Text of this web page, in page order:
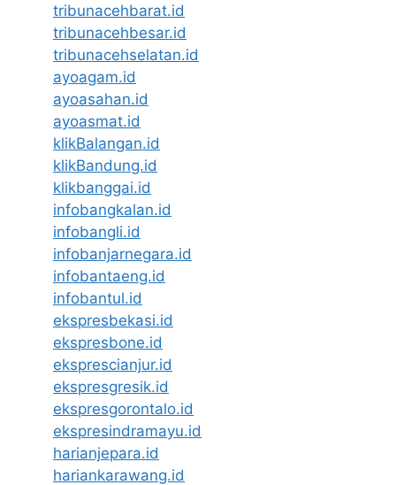
tribunacehbarat.id
tribunacehbesar.id
tribunacehselatan.id
ayoagam.id
ayoasahan.id
ayoasmat.id
klikBalangan.id
klikBandung.id
klikbanggai.id
infobangkalan.id
infobangli.id
infobanjarnegara.id
infobantaeng.id
infobantul.id
ekspresbekasi.id
ekspresbone.id
eksprescianjur.id
ekspresgresik.id
ekspresgorontalo.id
ekspresindramayu.id
harianjepara.id
hariankarawang.id